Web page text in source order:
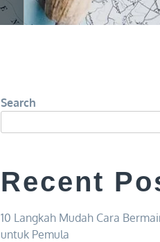
Search
Recent
10 Langkah Mudah Cara
untuk Pemula